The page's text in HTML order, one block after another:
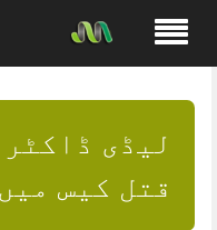
content
لیڈی
قتل کیس